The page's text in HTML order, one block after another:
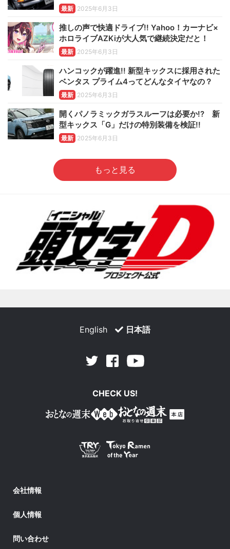
最新 2025年6月3日
推しの声で快適ドライブ!! Yahoo！カーナビ×
ホロライブAZKiが大人気で継続決定だと！
最新 2025年6月3日
ハンコックが躍進!! 新型キックスに採用された
ベンタス プライム4ってどんなタイヤなの？
最新 2025年6月3日
開くパノラミックガラスルーフは必要か!? 新
型キックス「G」だけの特別装備を検証!!
最新 2025年6月3日
もっと見る
English 日本語
Twitter Facebook
CHECK US!
会社情報
個人情報
問い合わせ